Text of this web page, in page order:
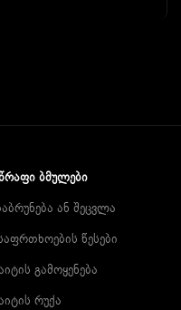
ᲑᲛᲣᲚᲔᲑᲘ
ან შეცვლა
წესები
გამოყენება
რუქა